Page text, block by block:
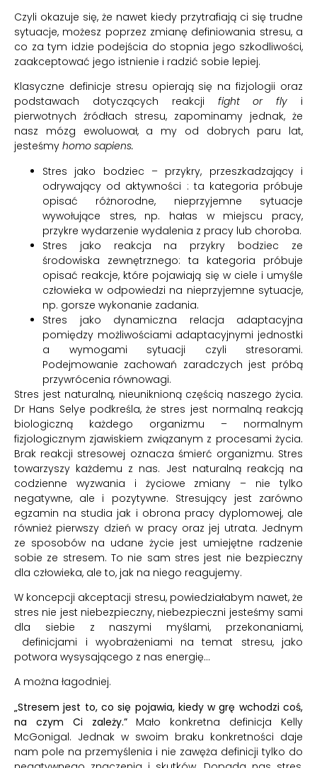
Czyli okazuje się, że nawet kiedy przytrafiają ci się trudne
sytuacje, możesz poprzez zmianę definiowania stresu, a
co za tym idzie podejścia do stopnia jego szkodliwości,
zaakceptować jego istnienie i radzić sobie lepiej.
Klasyczne definicje stresu opierają się na fizjologii oraz
podstawach dotyczących reakcji fight or fly i
pierwotnych źródłach stresu, zapominamy jednak, że
nasz mózg ewoluował, a my od dobrych paru lat,
jesteśmy homo sapiens.
Stres jako bodziec – przykry, przeszkadzający i
odrywający od aktywności : ta kategoria próbuje
opisać różnorodne, nieprzyjemne sytuacje
wywołujące stres, np. hałas w miejscu pracy,
przykre wydarzenie wydalenia z pracy lub choroba.
Stres jako reakcja na przykry bodziec ze
środowiska zewnętrznego: ta kategoria próbuje
opisać reakcje, które pojawiają się w ciele i umyśle
człowieka w odpowiedzi na nieprzyjemne sytuacje,
np. gorsze wykonanie zadania.
Stres jako dynamiczna relacja adaptacyjna
pomiędzy możliwościami adaptacyjnymi jednostki
a wymogami sytuacji czyli stresorami.
Podejmowanie zachowań zaradczych jest próbą
przywrócenia równowagi.
Stres jest naturalną, nieuniknioną częścią naszego życia.
Dr Hans Selye podkreśla, że stres jest normalną reakcją
biologiczną każdego organizmu – normalnym
fizjologicznym zjawiskiem związanym z procesami życia.
Brak reakcji stresowej oznacza śmierć organizmu. Stres
towarzyszy każdemu z nas. Jest naturalną reakcją na
codzienne wyzwania i życiowe zmiany – nie tylko
negatywne, ale i pozytywne. Stresujący jest zarówno
egzamin na studia jak i obrona pracy dyplomowej, ale
również pierwszy dzień w pracy oraz jej utrata. Jednym
ze sposobów na udane życie jest umiejętne radzenie
sobie ze stresem. To nie sam stres jest nie bezpieczny
dla człowieka, ale to, jak na niego reagujemy.
W koncepcji akceptacji stresu, powiedziałabym nawet, że
stres nie jest niebezpieczny, niebezpieczni jesteśmy sami
dla siebie z naszymi myślami, przekonaniami,
definicjami i wyobrażeniami na temat stresu, jako
potwora wysysającego z nas energię…
A można łagodniej.
„Stresem jest to, co się pojawia, kiedy w grę wchodzi coś,
na czym Ci zależy.”Mało konkretna definicja Kelly
McGonigal. Jednak w swoim braku konkretności daje
nam pole na przemyślenia i nie zawęża definicji tylko do